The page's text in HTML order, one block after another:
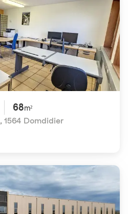
68m²
, 1564 Domdidier